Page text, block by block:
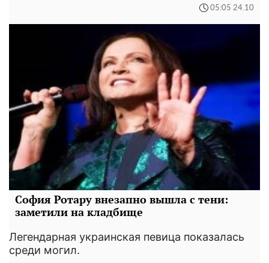
05:05 24.10
София Ротару внезапно вышла с тени:
заметили на кладбище
Легендарная украинская певица показалась
среди могил.